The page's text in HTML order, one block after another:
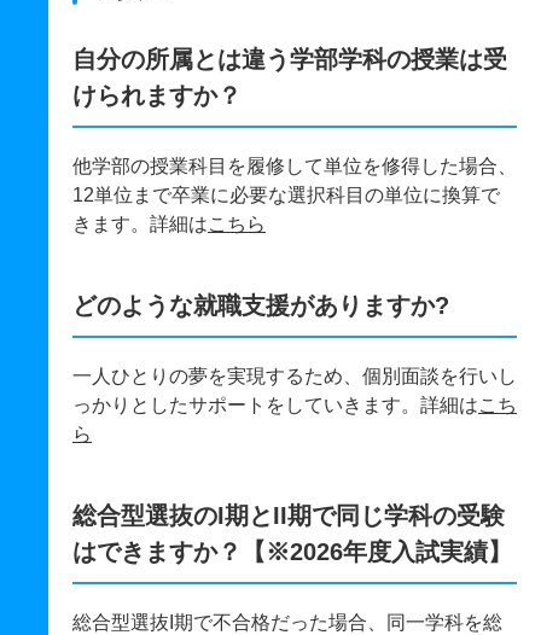
自分の所属とは違う学部学科の授業は受
けられますか？
他学部の授業科目を履修して単位を修得した場合、
12単位まで卒業に必要な選択科目の単位に換算で
きます。詳細はこちら
どのような就職支援がありますか?
一人ひとりの夢を実現するため、個別面談を行いし
っかりとしたサポートをしていきます。詳細はこち
ら
総合型選抜のI期とII期で同じ学科の受験
はできますか？【※2026年度入試実績】
総合型選抜I期で不合格だった場合、同一学科を総